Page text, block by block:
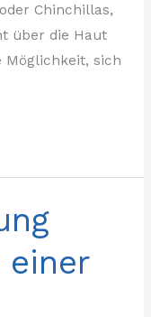
Chinchillas,
über die Haut
Möglichkeit, sich
einer